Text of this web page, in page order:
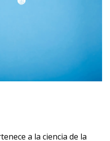
a la ciencia de la